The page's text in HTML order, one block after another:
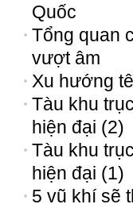
Quốc
Tổng quan
vượt âm
Xu hướng
Tàu khu
hiện đại (2)
Tàu khu
hiện đại (1)
5 vũ khí sẽ